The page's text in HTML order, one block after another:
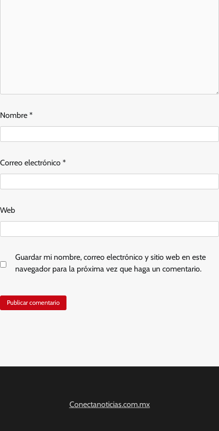
Nombre *
Correo electrónico *
Web
Guardar mi nombre, correo electrónico y sitio web en este
navegador para la próxima vez que haga un comentario.
Conectanoticias.com.mx